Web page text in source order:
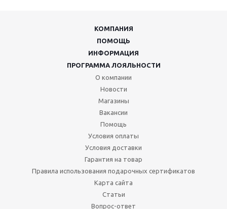
КОМПАНИЯ
ПОМОЩЬ
ИНФОРМАЦИЯ
ПРОГРАММА ЛОЯЛЬНОСТИ
О компании
Новости
Магазины
Вакансии
Помощь
Условия оплаты
Условия доставки
Гарантия на товар
Правила использования подарочных сертификатов
Карта сайта
Статьи
Вопрос-ответ